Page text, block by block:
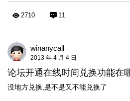
2710 11
winanycall
2013 年 4 月 4 日
论坛开通在线时间兑换功能在
没地方兑换,是不是又不能兑换了